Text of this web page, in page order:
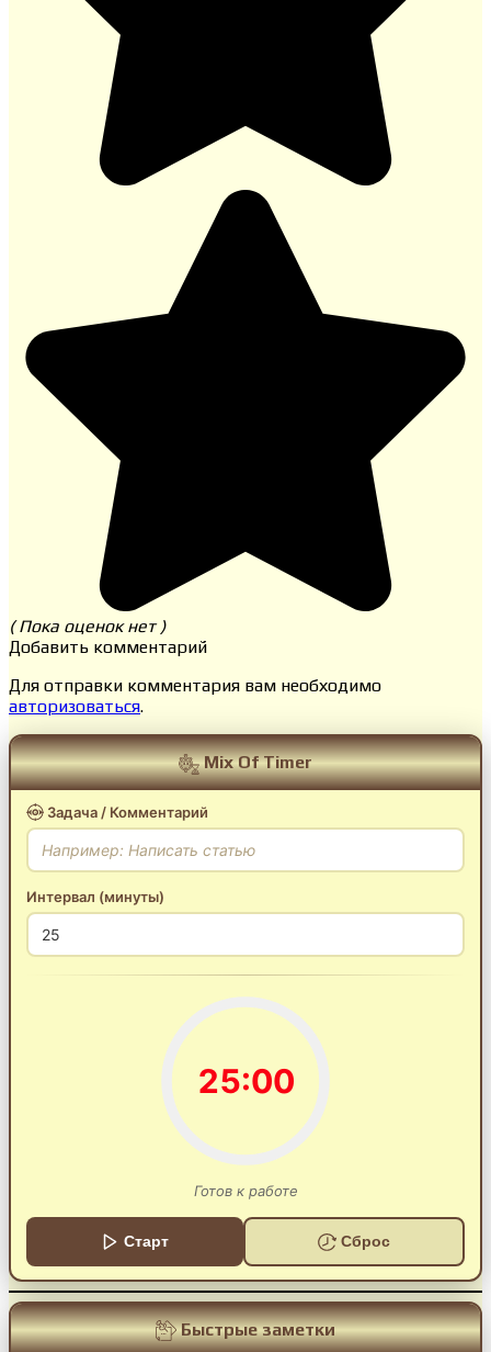
( Пока оценок нет )
Добавить комментарий
Для отправки комментария вам необходимо
авторизоваться.
Mix Of Timer
Задача / Комментарий
Интервал (минуты)
25:00
Готов к работе
Старт Сброс
Быстрые заметки